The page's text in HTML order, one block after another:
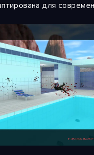
для